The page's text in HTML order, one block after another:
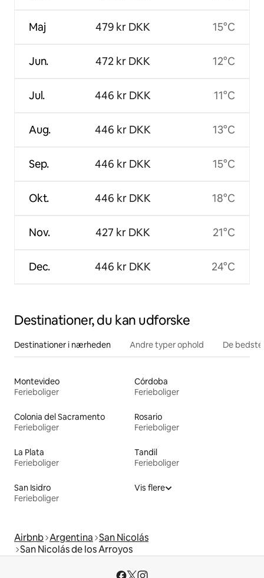
Maj
Jun.
Jul.
Aug.
Sep.
Okt.
Nov.
Dec.
479 kr DKK
472 kr DKK
446 kr DKK
446 kr DKK
446 kr DKK
446 kr DKK
427 kr DKK
446 kr DKK
15°C
12°C
11°C
13°C
15°C
18°C
21°C
24°C
Destinationer, du kan udforske
Destinationer i nærheden Andre typer ophold De
Montevideo
Ferieboliger
Córdoba
Ferieboliger
Colonia del Sacramento
Ferieboliger
Rosario
Ferieboliger
La Plata
Ferieboliger
Tandil
Ferieboliger
San Isidro
Ferieboliger
Vis flere
Airbnb Argentina San Nicolás
San Nicolás de los Arroyos